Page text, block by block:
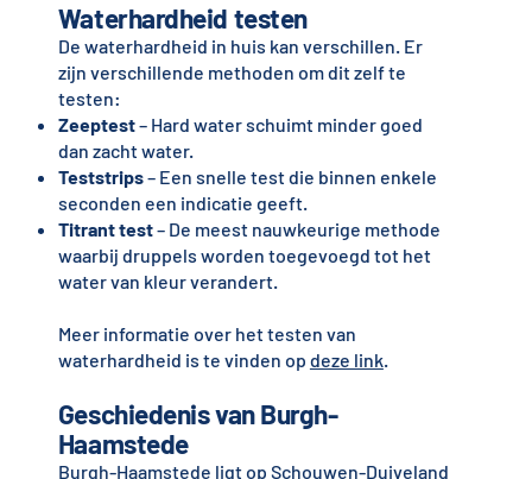
Waterhardheid testen
De waterhardheid in huis kan verschillen. Er
zijn verschillende methoden om dit zelf te
testen:
Zeeptest– Hard water schuimt minder goed
dan zacht water.
Teststrips– Een snelle test die binnen enkele
seconden een indicatie geeft.
Titrant test– De meest nauwkeurige methode
waarbij druppels worden toegevoegd tot het
water van kleur verandert.
Meer informatie over het testen van
waterhardheid is te vinden op deze link.
Geschiedenis van Burgh-
Haamstede
Burgh-Haamstede ligt op Schouwen-Duiveland